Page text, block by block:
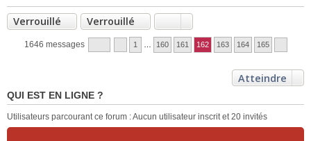
Verrouillé Verrouillé
1646 messages 1 160 161 162 163 164 165
Atteindre
QUI EST EN LIGNE ?
Utilisateurs parcourant ce forum : Aucun utilisateur inscrit et 20 invités